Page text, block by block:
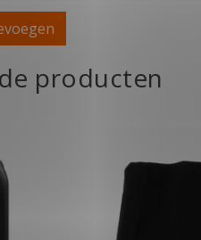
producten